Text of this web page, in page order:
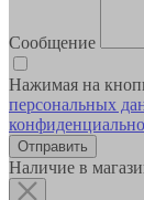
Сообщение
Нажимая на
персональных
Наличие в